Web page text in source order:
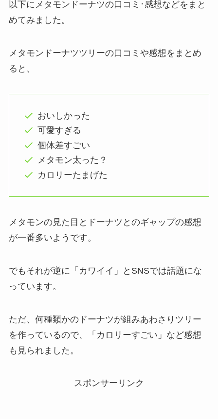
以下にメタモンドーナツの口コミ･感想などをまと
めてみました。
メタモンドーナツツリーの口コミや感想をまとめ
ると、
おいしかった
可愛すぎる
個体差すごい
メタモン太った？
カロリーたまげた
メタモンの見た目とドーナツとのギャップの感想
が一番多いようです。
でもそれが逆に「カワイイ」とSNSでは話題にな
っています。
ただ、何種類かのドーナツが組みあわさりツリー
を作っているので、「カロリーすごい」など感想
も見られました。
スポンサーリンク